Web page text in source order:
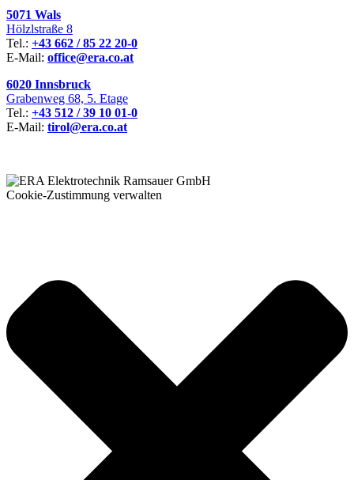
5071 Wals
Hölzlstraße 8
Tel.: +43 662 / 85 22 20-0
E-Mail: office@era.co.at
6020 Innsbruck
Grabenweg 68, 5. Etage
Tel.: +43 512 / 39 10 01-0
E-Mail: tirol@era.co.at
Cookie-Zustimmung verwalten